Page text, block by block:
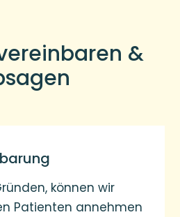
&
können wir
Patienten annehmen